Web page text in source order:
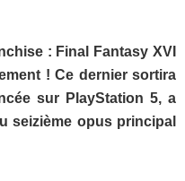
: Final Fantasy XVI
! Ce dernier sortira
sur PlayStation 5, a
seizième opus principal